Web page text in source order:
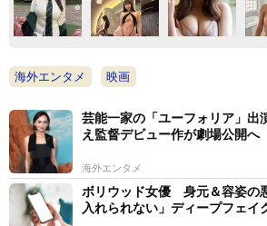
海外エンタメ 映画
芸能一家の「ユーフォリア」
え監督デビュー作が劇場公開
海外エンタメ
ボリウッド女優 身元＆容姿の
入れられない」ディープフェイ